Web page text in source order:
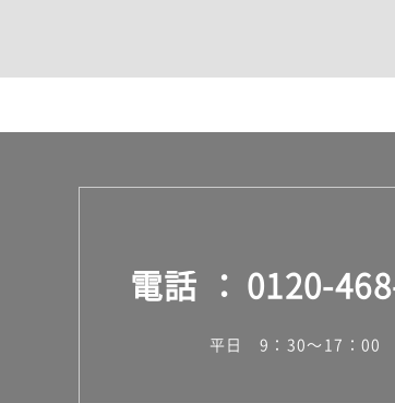
ランドリー
タイル
外壁タイル
洗面台タイル
屋内床タイル
電話 0120-
平日 9：30～17：00